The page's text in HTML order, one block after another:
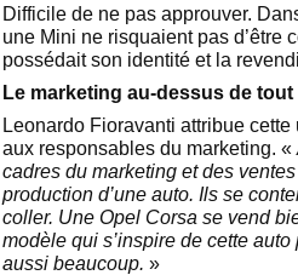
Difficile de ne pas approuver.
une Mini ne risquaient pas d’être
possédait son identité et la
Le marketing au-dessus de tout
Leonardo Fioravanti attribue
aux responsables du marketing. «
cadres du marketing et des
production d’une auto. Ils se
coller. Une Opel Corsa se vend
modèle qui s’inspire de cette auto
aussi beaucoup. »